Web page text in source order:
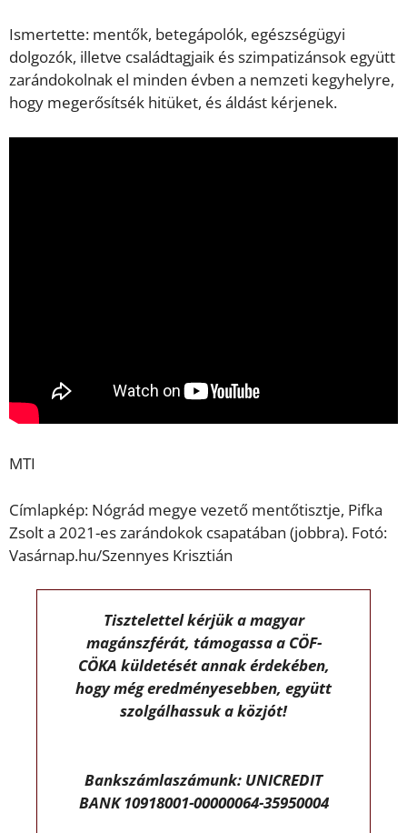
Ismertette: mentők, betegápolók, egészségügyi
dolgozók, illetve családtagjaik és szimpatizánsok együtt
zarándokolnak el minden évben a nemzeti kegyhelyre,
hogy megerősítsék hitüket, és áldást kérjenek.
MTI
Címlapkép: Nógrád megye vezető mentőtisztje, Pifka
Zsolt a 2021-es zarándokok csapatában (jobbra). Fotó:
Vasárnap.hu/Szennyes Krisztián
Tisztelettel kérjük a magyar
magánszférát, támogassa a CÖF-
CÖKA küldetését annak érdekében,
hogy még eredményesebben, együtt
szolgálhassuk a közjót!
Bankszámlaszámunk: UNICREDIT
BANK 10918001-00000064-35950004